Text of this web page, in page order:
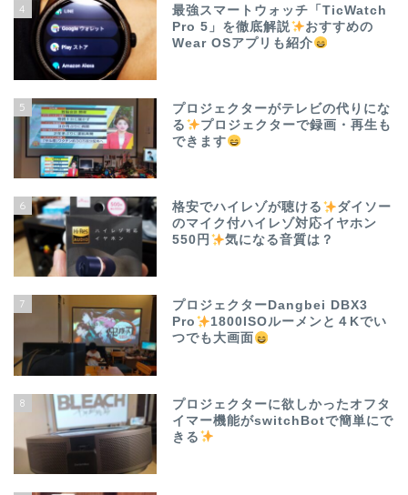
4
最強スマートウォッチ「TicWatch
Pro 5」を徹底解説
おすすめの
Wear OSアプリも紹介
5
プロジェクターがテレビの代りにな
る
プロジェクターで録画・再生も
できます
6 格安でハイレゾが聴ける
ダイソー
のマイク付ハイレゾ対応イヤホン
550円
気になる音質は？
7
プロジェクターDangbei DBX3
Pro
1800ISOルーメンと４Kでい
つでも大画面
8
プロジェクターに欲しかったオフタ
イマー機能がswitchBotで簡単にで
きる